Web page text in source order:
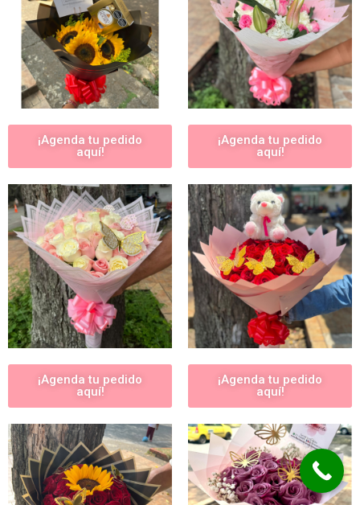
¡Agenda tu pedido
aquí!
¡Agenda tu pedido
aquí!
¡Agenda tu pedido
aquí!
¡Agenda tu pedido
aquí!